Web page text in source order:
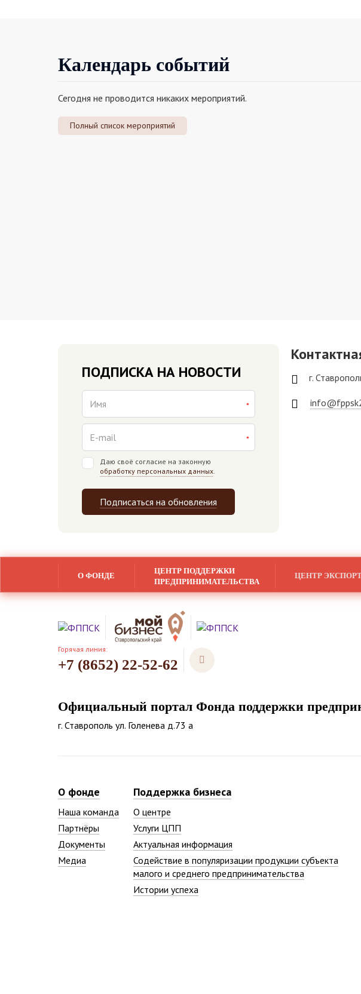
Календарь событий
Сегодня не проводится никаких мероприятий.
Полный список мероприятий
ПОДПИСКА НА НОВОСТИ
Даю своё согласие на законную
обработку персональных данных
Подписаться на обновления
г.
О ФОНДЕ
ЦЕНТР ПОДДЕРЖКИ
ПРЕДПРИНИМАТЕЛЬСТВА
ЦЕНТР
Горячая линия:
+7 (8652) 22-52-62
Официальный портал Фонда поддержки
г. Ставрополь ул. Голенева д.73 а
О фонде
Наша команда
Партнёры
Документы
Медиа
Поддержка бизнеса
О центре
Услуги ЦПП
Актуальная информация
Содействие в популяризации продукции субъекта
малого и среднего предпринимательства
Истории успеха